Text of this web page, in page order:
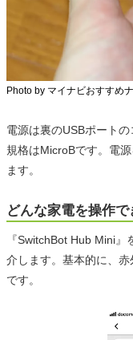
Photo by マイナビおすすめ
電源は裏のUSBポート
規格はMicroBです。電
ます。
どんな家電を操作で
『SwitchBot Hub Mini
介します。基本的に、
です。